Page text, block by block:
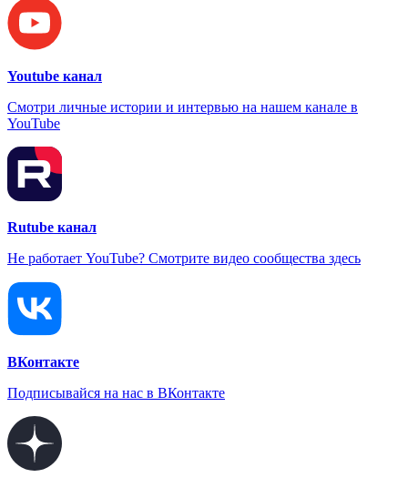
Youtube канал
Смотри личные истории и интервью на нашем канале в
YouTube
Rutube канал
Не работает YouTube? Смотрите видео сообщества здесь
ВКонтакте
Подписывайся на нас в ВКонтакте